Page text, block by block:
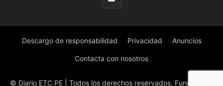
Descargo de responsabilidad Privacidad Anuncios
Contacta con nosotros
© Diario ETC.PE | Todos los derechos reservados. Fundado en